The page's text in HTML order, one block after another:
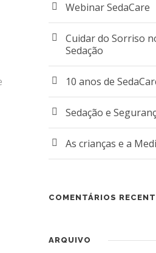
Webinar SedaCare
Cuidar do Sorriso
Sedação
10 anos de
Sedação e
As crianças e a
COMENTÁRIOS
ARQUIVO